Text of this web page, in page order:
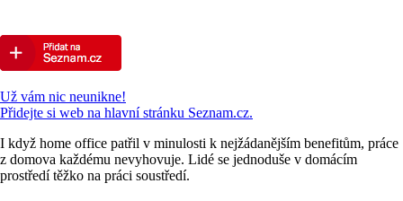
Už vám nic neunikne!
Přidejte si web na hlavní stránku Seznam.cz.
I když home office patřil v minulosti k nejžádanějším benefitům, práce
z domova každému nevyhovuje. Lidé se jednoduše v domácím
prostředí těžko na práci soustředí.